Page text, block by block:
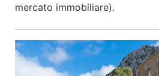
mercato immobiliare).